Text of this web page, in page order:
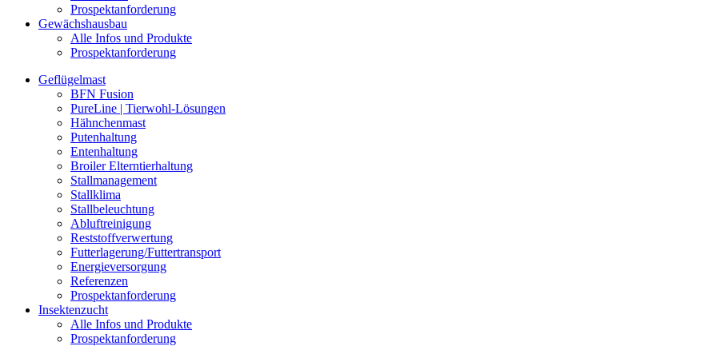
Prospektanforderung
Gewächshausbau
Alle Infos und Produkte
Prospektanforderung
Geflügelmast
BFN Fusion
PureLine | Tierwohl-Lösungen
Hähnchenmast
Putenhaltung
Entenhaltung
Broiler Elterntierhaltung
Stallmanagement
Stallklima
Stallbeleuchtung
Abluftreinigung
Reststoffverwertung
Futterlagerung/Futtertransport
Energieversorgung
Referenzen
Prospektanforderung
Insektenzucht
Alle Infos und Produkte
Prospektanforderung